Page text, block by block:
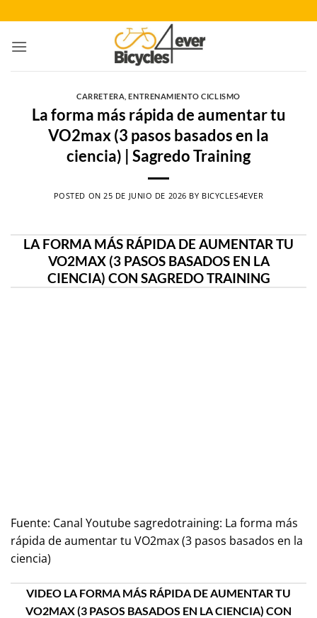
al
contenido
CARRETERA ,ENTRENAMIENTO CICLISMO
La forma más rápida de aumentar tu
VO2max (3 pasos basados en la
ciencia) | Sagredo Training
POSTED ON 25 DE JUNIO DE 2026 BY BICYCLES4EVER
LA FORMA MÁS RÁPIDA DE AUMENTAR TU
VO2MAX (3 PASOS BASADOS EN LA
CIENCIA) CON SAGREDO TRAINING
Fuente: Canal Youtube sagredotraining: La forma más
rápida de aumentar tu VO2max (3 pasos basados en la
ciencia)
VIDEO LA FORMA MÁS RÁPIDA DE AUMENTAR TU
VO2MAX (3 PASOS BASADOS EN LA CIENCIA) CON